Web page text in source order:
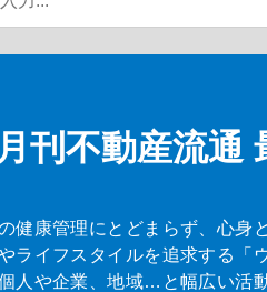
刊不動産流通
健康管理にとどまらず、心身
ライフスタイルを追求する「
人や企業、地域…と幅広い活